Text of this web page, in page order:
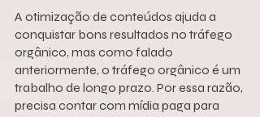
A otimização de conteúdos ajuda a
conquistar bons resultados no tráfego
orgânico, mas como falado
anteriormente, o tráfego orgânico é um
trabalho de longo prazo. Por essa razão,
precisa contar com mídia paga para